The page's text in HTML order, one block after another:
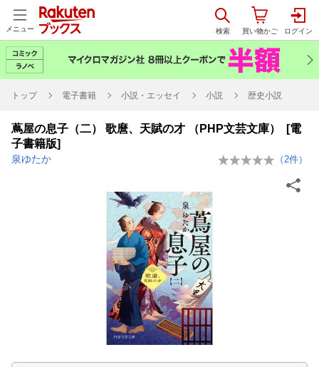
メニュー
トップ 電子書籍 小説・エッセイ 小説 歴史小説
蔦屋の息子（二） 歌麿、天賦の才 （PHP文芸文庫） [電
子書籍版]
泉ゆたか （ 2件）